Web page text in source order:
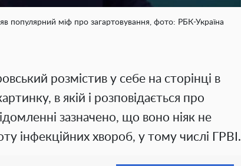
популярний міф про загартовування, фото: РБК-Україна
розмістив у себе на сторінці в
в якій і розповідається про
зазначено, що воно ніяк не
інфекційних хвороб, у тому числі ГРВІ.